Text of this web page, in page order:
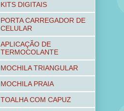
KITS DIGITAIS
PORTA CARREGADOR DE
CELULAR
APLICAÇÃO DE
TERMOCOLANTE
MOCHILA TRIANGULAR
MOCHILA PRAIA
TOALHA COM CAPUZ